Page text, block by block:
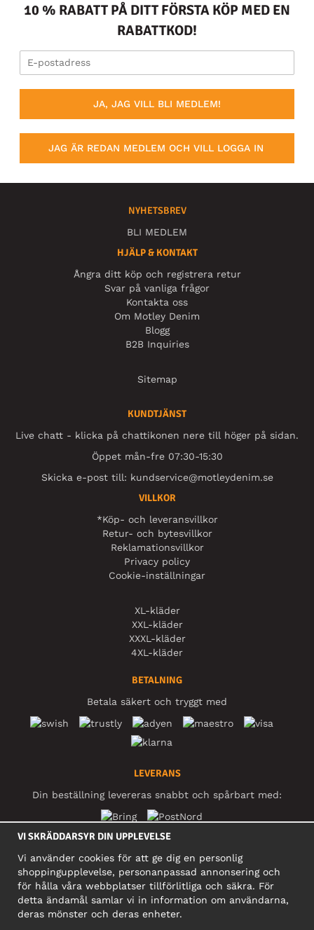
10 % RABATT PÅ DITT FÖRSTA KÖP MED EN
RABATTKOD!
JA, JAG VILL BLI MEDLEM!
JAG ÄR REDAN MEDLEM OCH VILL LOGGA IN
NYHETSBREV
BLI MEDLEM
HJÄLP & KONTAKT
Ångra ditt köp och registrera retur
Svar på vanliga frågor
Kontakta oss
Om Motley Denim
Blogg
B2B Inquiries
Sitemap
KUNDTJÄNST
Live chatt - klicka på chattikonen nere till höger på sidan.
Öppet mån-fre 07:30-15:30
Skicka e-post till: kundservice@motleydenim.se
VILLKOR
*Köp- och leveransvillkor
Retur- och bytesvillkor
Reklamationsvillkor
Privacy policy
Cookie-inställningar
XL-kläder
XXL-kläder
XXXL-kläder
4XL-kläder
BETALNING
Betala säkert och tryggt med
LEVERANS
Din beställning levereras snabbt och spårbart med:
FÖRETAG
VI SKRÄDDARSYR DIN UPPLEVELSE
Vi använder cookies för att ge dig en personlig
shoppingupplevelse, personanpassad annonsering och
för hålla våra webbplatser tillförlitliga och säkra. För
detta ändamål samlar vi in information om användarna,
deras mönster och deras enheter.